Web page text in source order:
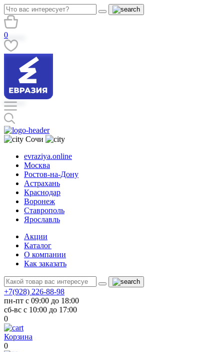
0
Сочи
evraziya.online
Москва
Ростов-на-Дону
Астрахань
Краснодар
Воронеж
Ставрополь
Ярославль
Акции
Каталог
О компании
Как заказать
+7(928) 226-88-98
пн-пт с 09:00 до 18:00
сб-вс с 10:00 до 17:00
0
Корзина
0